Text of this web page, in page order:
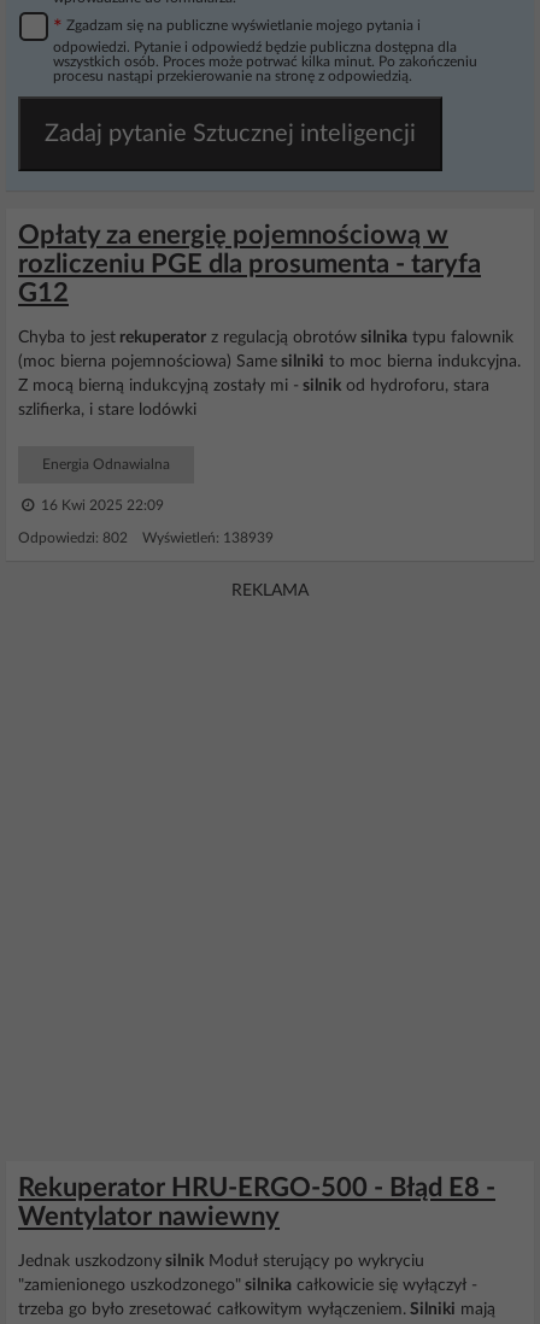
* Zgadzam się na publiczne wyświetlanie mojego pytania i
odpowiedzi. Pytanie i odpowiedź będzie publiczna dostępna dla
wszystkich osób. Proces może potrwać kilka minut. Po zakończeniu
procesu nastąpi przekierowanie na stronę z odpowiedzią.
Zadaj pytanie Sztucznej inteligencji
Opłaty za energię pojemnościową w
rozliczeniu PGE dla prosumenta - taryfa
G12
Chyba to jest rekuperator z regulacją obrotów silnika typu falownik
(moc bierna pojemnościowa) Same silniki to moc bierna indukcyjna.
Z mocą bierną indukcyjną zostały mi - silnik od hydroforu, stara
szlifierka, i stare lodówki
Energia Odnawialna
16 Kwi 2025 22:09
Odpowiedzi: 802 Wyświetleń: 138939
REKLAMA
Rekuperator HRU-ERGO-500 - Błąd E8 -
Wentylator nawiewny
Jednak uszkodzony silnik Moduł sterujący po wykryciu
"zamienionego uszkodzonego" silnika całkowicie się wyłączył -
trzeba go było zresetować całkowitym wyłączeniem. Silniki mają